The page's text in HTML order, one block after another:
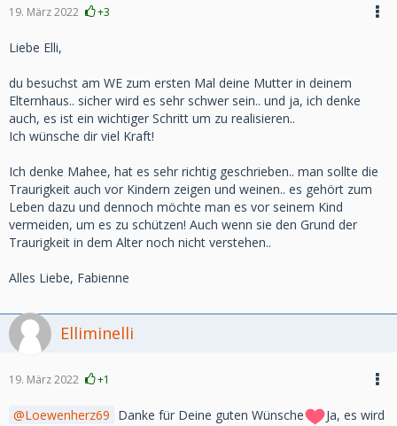
19. März 2022 +3
Liebe Elli,
du besuchst am WE zum ersten Mal deine Mutter in deinem
Elternhaus.. sicher wird es sehr schwer sein.. und ja, ich denke
auch, es ist ein wichtiger Schritt um zu realisieren..
Ich wünsche dir viel Kraft!
Ich denke Mahee, hat es sehr richtig geschrieben.. man sollte die
Traurigkeit auch vor Kindern zeigen und weinen.. es gehört zum
Leben dazu und dennoch möchte man es vor seinem Kind
vermeiden, um es zu schützen! Auch wenn sie den Grund der
Traurigkeit in dem Alter noch nicht verstehen..
Alles Liebe, Fabienne
Elliminelli
19. März 2022 +1
Loewenherz69 Danke für Deine guten Wünsche
Ja, es wird